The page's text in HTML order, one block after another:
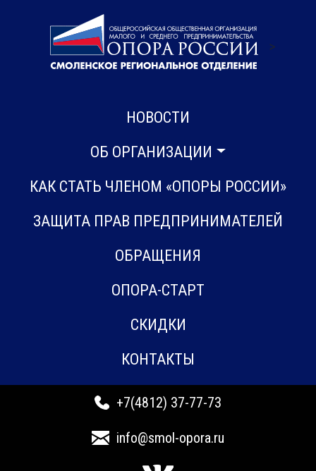
+7(4812) 37-77-73
info@smol-opora.ru
>
НОВОСТИ
ОБ ОРГАНИЗАЦИИ
КАК СТАТЬ ЧЛЕНОМ «ОПОРЫ РОССИИ»
ЗАЩИТА ПРАВ ПРЕДПРИНИМАТЕЛЕЙ
ОБРАЩЕНИЯ
ОПОРА-СТАРТ
СКИДКИ
КОНТАКТЫ